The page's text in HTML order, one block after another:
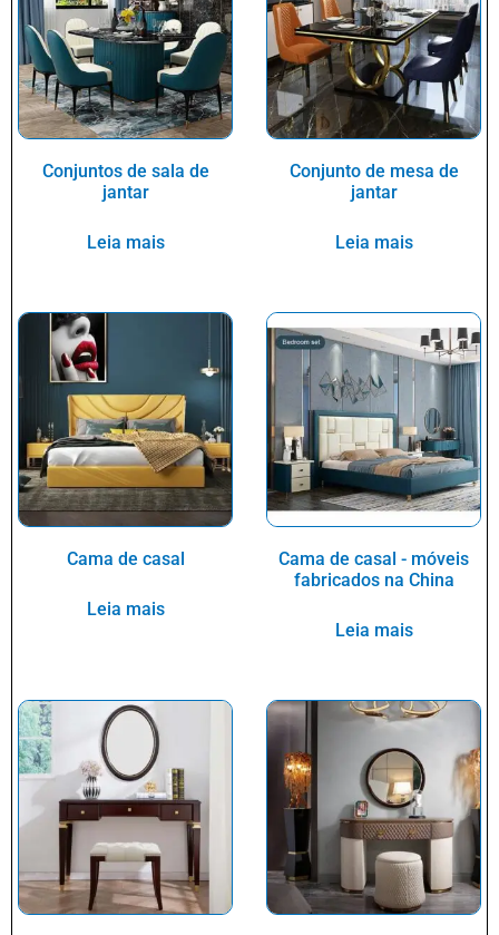
Conjuntos de sala de
jantar
Leia mais
Conjunto de mesa de
jantar
Leia mais
Cama de casal
Leia mais
Cama de casal - móveis
fabricados na China
Leia mais